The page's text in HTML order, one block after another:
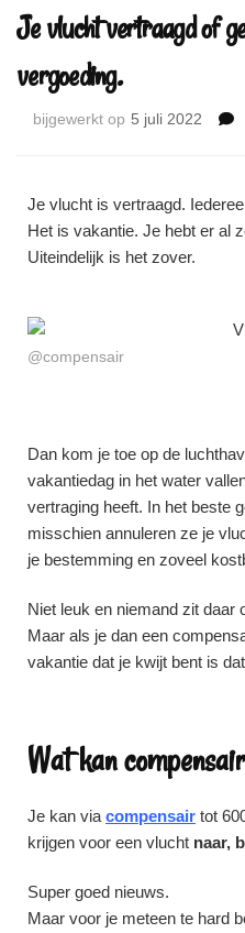
Je vlucht vertraagd of
vergoeding.
bijgewerkt op 5 juli 2022
Je vlucht is vertraagd.
Het is vakantie. Je hebt er al
Uiteindelijk is het zover.
@compensair
Dan kom je toe op de
vakantiedag in het water
vertraging heeft. In het beste
misschien annuleren ze je
je bestemming en zoveel
Niet leuk en niemand zit daar
Maar als je dan een
vakantie dat je kwijt bent is
Wat kan
Je kan via compensair tot
krijgen voor een vlucht naar,
Super goed nieuws.
Maar voor je meteen te hard